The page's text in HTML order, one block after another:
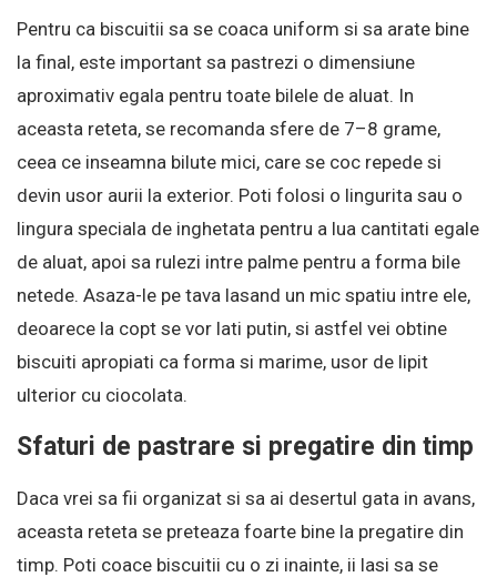
Pentru ca biscuitii sa se coaca uniform si sa arate bine
la final, este important sa pastrezi o dimensiune
aproximativ egala pentru toate bilele de aluat. In
aceasta reteta, se recomanda sfere de 7–8 grame,
ceea ce inseamna bilute mici, care se coc repede si
devin usor aurii la exterior. Poti folosi o lingurita sau o
lingura speciala de inghetata pentru a lua cantitati egale
de aluat, apoi sa rulezi intre palme pentru a forma bile
netede. Asaza-le pe tava lasand un mic spatiu intre ele,
deoarece la copt se vor lati putin, si astfel vei obtine
biscuiti apropiati ca forma si marime, usor de lipit
ulterior cu ciocolata.
Sfaturi de pastrare si pregatire din timp
Daca vrei sa fii organizat si sa ai desertul gata in avans,
aceasta reteta se preteaza foarte bine la pregatire din
timp. Poti coace biscuitii cu o zi inainte, ii lasi sa se